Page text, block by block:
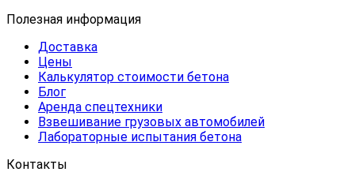
Полезная информация
Доставка
Цены
Калькулятор стоимости бетона
Блог
Аренда спецтехники
Взвешивание грузовых автомобилей
Лабораторные испытания бетона
Контакты